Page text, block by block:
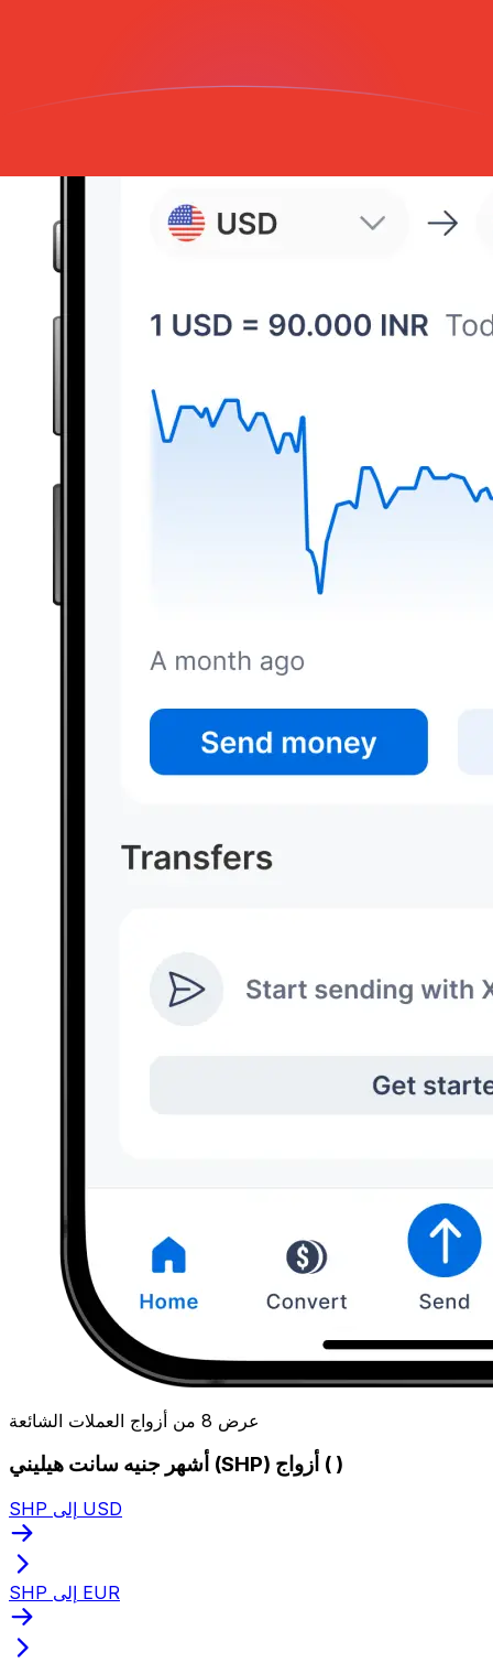
عرض 8 من أزواج العملات الشائعة
أشهر جنيه سانت هيليني (SHP) أزواج ( )
SHP إلى USD
SHP إلى EUR